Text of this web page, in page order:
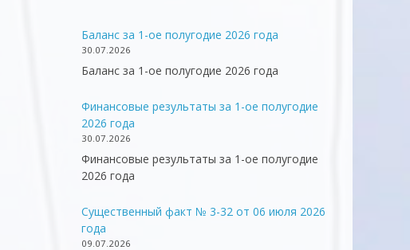
Баланс за 1-ое полугодие 2026 года
30.07.2026
Баланс за 1-ое полугодие 2026 года
Финансовые результаты за 1-ое полугодие
2026 года
30.07.2026
Финансовые результаты за 1-ое полугодие
2026 года
Существенный факт № 3-32 от 06 июля 2026
года
09.07.2026